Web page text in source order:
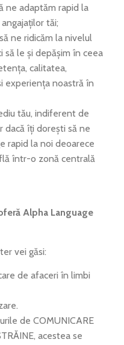
ne adaptăm rapid la
tăi;
ne ridicăm la nivelul
să le și depășim în ceea
calitatea,
experiența noastră în
tău, indiferent de
dacă îți dorești să ne
rapid la noi deoarece
într-o zonă centrală
Alpha Language
vei găsi:
de afaceri în limbi
de COMUNICARE
acestea se